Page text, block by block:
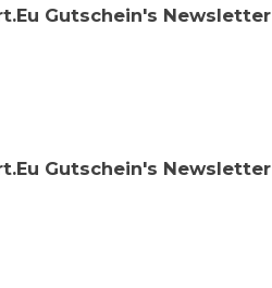
Gutschein's Newsletter
Gutschein's Newsletter